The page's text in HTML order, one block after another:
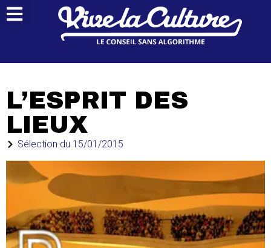
L’ESPRIT DES
LIEUX
Sélection du 15/01/2015